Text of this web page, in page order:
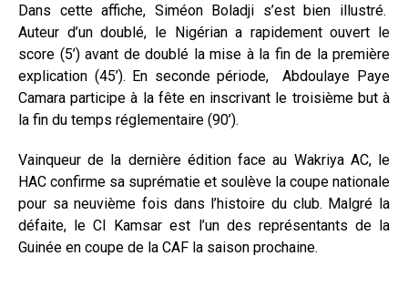
Dans cette affiche, Siméon Boladji s’est bien illustré.
Auteur d’un doublé, le Nigérian a rapidement ouvert le
score (5’) avant de doublé la mise à la fin de la première
explication (45’). En seconde période, Abdoulaye Paye
Camara participe à la fête en inscrivant le troisième but à
la fin du temps réglementaire (90’).
Vainqueur de la dernière édition face au Wakriya AC, le
HAC confirme sa suprématie et soulève la coupe nationale
pour sa neuvième fois dans l’histoire du club. Malgré la
défaite, le CI Kamsar est l’un des représentants de la
Guinée en coupe de la CAF la saison prochaine.